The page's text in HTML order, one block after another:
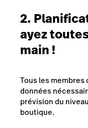
2.
ayez
main !
Tous les membres
données
prévision du
boutique.